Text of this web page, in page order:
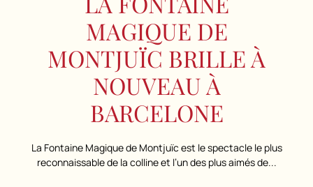
MAGIQUE DE
MONTJUÏC BRILLE À
NOUVEAU À
BARCELONE
La Fontaine Magique de Montjuïc est le spectacle le plus
reconnaissable de la colline et l’un des plus aimés de...